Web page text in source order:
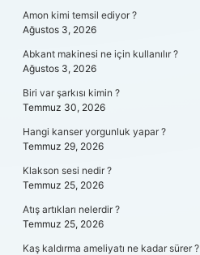
Amon kimi temsil ediyor ?
Ağustos 3, 2026
Abkant makinesi ne için kullanılır ?
Ağustos 3, 2026
Biri var şarkısı kimin ?
Temmuz 30, 2026
Hangi kanser yorgunluk yapar ?
Temmuz 29, 2026
Klakson sesi nedir ?
Temmuz 25, 2026
Atış artıkları nelerdir ?
Temmuz 25, 2026
Kaş kaldırma ameliyatı ne kadar sürer ?